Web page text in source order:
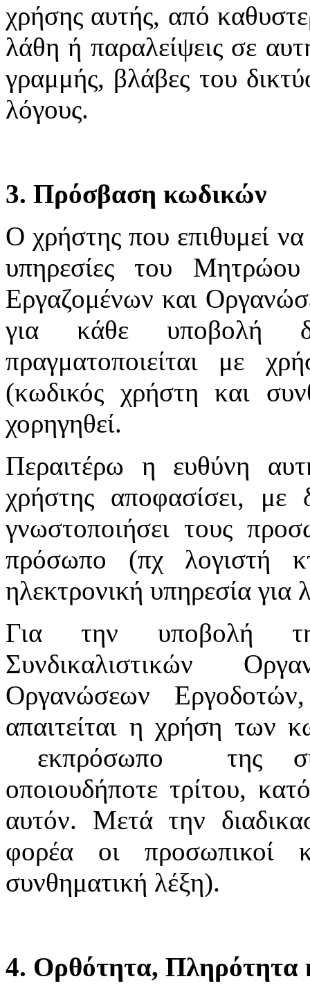
χρήσης αυτής, από
λάθη ή παραλείψεις σε
γραμμής, βλάβες του
λόγους.
3. Πρόσβαση κωδικών
Ο χρήστης που επιθυμεί να
υπηρεσίες του Μητρώου
Εργαζομένων και
για κάθε υποβολή
πραγματοποιείται με
(κωδικός χρήστη και
χορηγηθεί.
Περαιτέρω η ευθύνη
χρήστης αποφασίσει, με
γνωστοποιήσει τους
πρόσωπο (πχ λογιστή
ηλεκτρονική υπηρεσία για
Για την υποβολή
Συνδικαλιστικών
Οργανώσεων
απαιτείται η χρήση των
εκπρόσωπο της
οποιουδήποτε τρίτου,
αυτόν. Μετά την
φορέα οι προσωπικοί
συνθηματική λέξη).
4. Ορθότητα, Πληρότητα